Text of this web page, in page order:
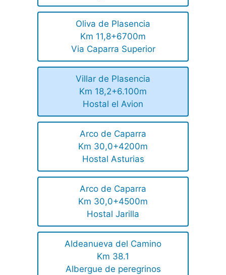
Oliva de Plasencia
Km 11,8+6700m
Via Caparra Superior
Villar de Plasencia
Km 18,2+6.100m
Hostal el Avion
Arco de Caparra
Km 30,0+4200m
Hostal Asturias
Arco de Caparra
Km 30,0+4500m
Hostal Jarilla
Aldeanueva del Camino
Km 38.1
Albergue de peregrinos